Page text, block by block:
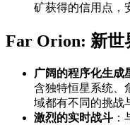
矿获得的信用点，
Far Orion: 新世
广阔的程序化生成
含独特恒星系统
域都有不同的挑战
激烈的实时战斗